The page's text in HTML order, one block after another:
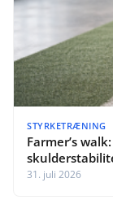
STYRKETRÆNING
Farmer’s
31. juli 2026